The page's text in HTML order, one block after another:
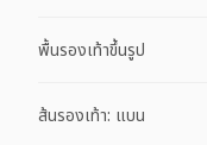
พื้นรองเท้าขึ้นรูป
ส้นรองเท้า: แบน